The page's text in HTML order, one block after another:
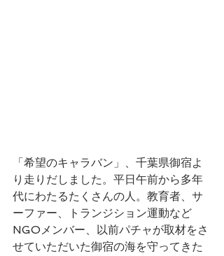
「希望のキャラバン」、千葉県御宿よ
り走りだしました。平日午前から多年
代にわたるたくさんの人。教育者、サ
ーファー、トランジション運動など
NGOメンバー、以前パチャが取材をさ
せていただいた御宿の海を守ってきた